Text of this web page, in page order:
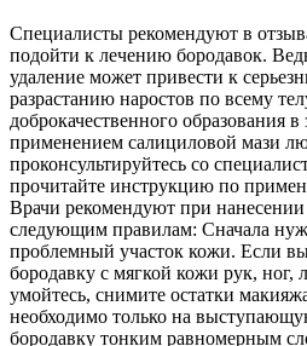
Специалисты рекомендуют в
подойти к лечению бородавок.
удаление может привести к
разрастанию наростов по всему
доброкачественного образования
применением салициловой мази
проконсультируйтесь со
прочитайте инструкцию по
Врачи рекомендуют при нанесении
следующим правилам: Сначала
проблемный участок кожи. Если
бородавку с мягкой кожи рук, ног,
умойтесь, снимите остатки
необходимо только на
бородавку тонким равномерным